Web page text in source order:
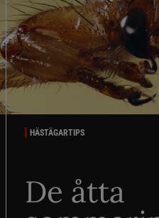
HÄSTÄGARTIPS
De åtta